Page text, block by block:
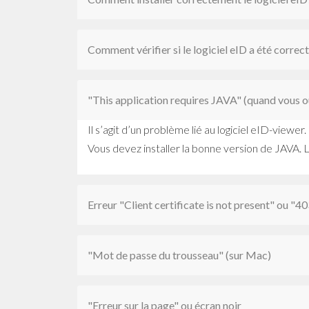
Comment vérifier si le logiciel eID a été
"This application requires JAVA" (quand vous
Il s’agit d’un problème lié au logiciel eID-viewer.
Vous devez installer la bonne version de JAVA.
Erreur "Client certificate is not present" ou
"Mot de passe du trousseau" (sur Mac)
"Erreur sur la page" ou écran noir